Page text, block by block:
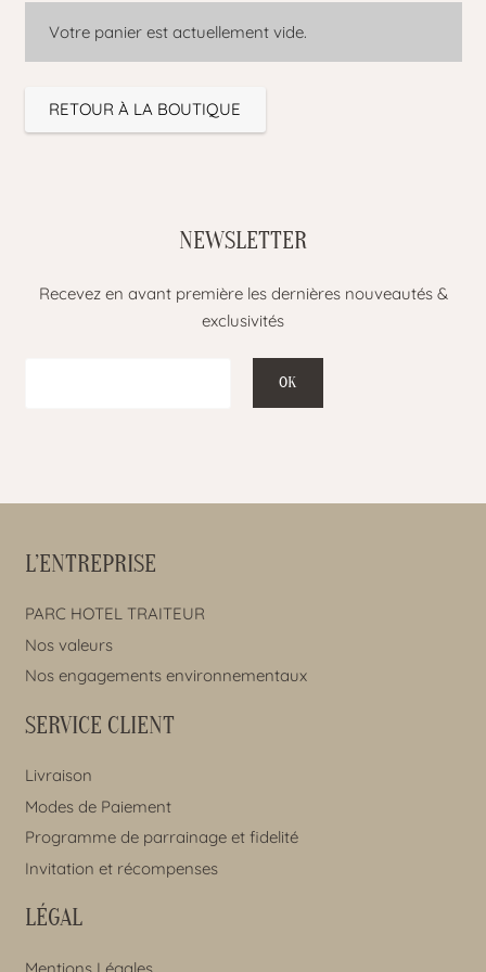
Votre panier est actuellement vide.
RETOUR À LA BOUTIQUE
NEWSLETTER
Recevez en avant première les dernières nouveautés &
exclusivités
L’ENTREPRISE
PARC HOTEL TRAITEUR
Nos valeurs
Nos engagements environnementaux
SERVICE CLIENT
Livraison
Modes de Paiement
Programme de parrainage et fidelité
Invitation et récompenses
LÉGAL
Mentions Légales